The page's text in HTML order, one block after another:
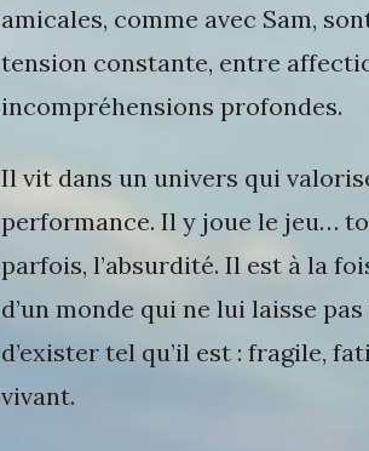
amicales, comme avec Sam,
tension constante, entre
incompréhensions profondes.
Il vit dans un univers qui
performance. Il y joue le jeu…
parfois, l’absurdité. Il est à la
d’un monde qui ne lui laisse
d’exister tel qu’il est : fragile,
vivant.